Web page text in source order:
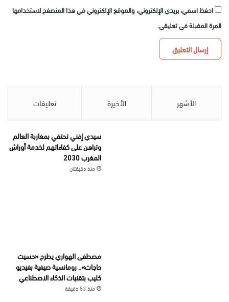
احفظ اسمي، بريدي الإلكتروني، والموقع الإلكتروني في هذا المتصفح لاستخدامها
المرة المقبلة في تعليقي.
الأشهر الأخيرة تعليقات
سيدي إفني تحتفي بمغاربة العالم
وتراهن على كفاءاتهم لخدمة أوراش
المغرب 2030
منذ دقيقتان
مصطفى الهواري يطرح «حسيت
حاجات».. رومانسية صيفية بفيديو
كليب بتقنيات الذكاء الاصطناعي
منذ 53 دقيقة